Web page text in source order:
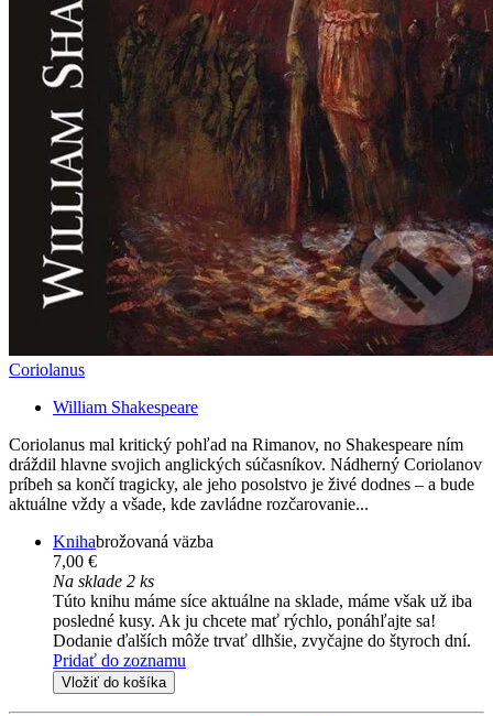
Coriolanus
William Shakespeare
Coriolanus mal kritický pohľad na Rimanov, no Shakespeare ním
dráždil hlavne svojich anglických súčasníkov. Nádherný Coriolanov
príbeh sa končí tragicky, ale jeho posolstvo je živé dodnes – a bude
aktuálne vždy a všade, kde zavládne rozčarovanie...
Knihabrožovaná väzba
7,00 €
Na sklade 2 ks
Túto knihu máme síce aktuálne na sklade, máme však už iba
posledné kusy. Ak ju chcete mať rýchlo, ponáhľajte sa!
Dodanie ďalších môže trvať dlhšie, zvyčajne do štyroch dní.
Pridať do zoznamu
Vložiť do košíka